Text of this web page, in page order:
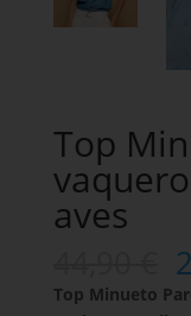
Top
aves
Top Minueto